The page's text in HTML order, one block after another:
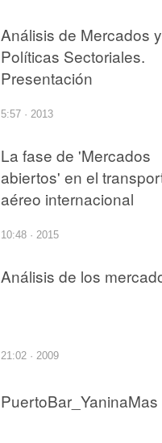
Análisis de Mercados y
Políticas Sectoriales.
Presentación
5:57 · 2013
La fase de 'Mercados
abiertos' en el
aéreo internacional
10:48 · 2015
Análisis de los
21:02 · 2009
PuertoBar_YaninaMas